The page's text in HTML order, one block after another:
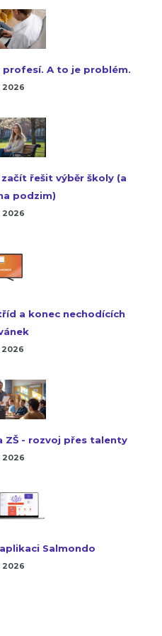
profesí. A to je problém.
2026
řešit výběr školy (a
podzim)
2026
a konec nechodících
2026
ZŠ - rozvoj přes talenty
2026
Salmondo
2026